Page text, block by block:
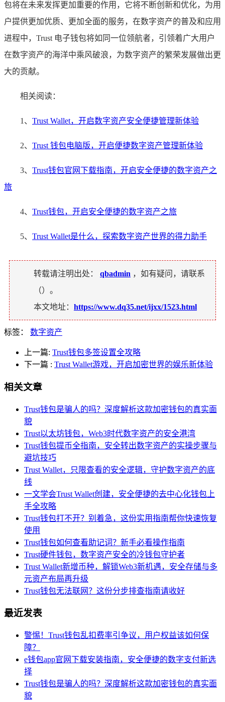
包将在未来发挥更加重要的作用，它将不断创新和优化，为用
户提供更加优质、更加全面的服务，在数字资产的普及和应用
进程中，Trust 电子钱包将如同一位领航者，引领着广大用户
在数字资产的海洋中乘风破浪，为数字资产的繁荣发展做出更
大的贡献。
相关阅读：
1、 Trust Wallet，开启数字资产安全便捷管理新体验
2、 Trust 钱包电脑版，开启便捷数字资产管理新体验
3、 Trust钱包官网下载指南，开启安全便捷的数字资产之
旅
4、 Trust钱包，开启安全便捷的数字资产之旅
5、 Trust Wallet是什么，探索数字资产世界的得力助手
转载请注明出处： qbadmin ，如有疑问，请联系
（）。
本文地址： https://www.dq35.net/ijxx/1523.html
标签： 数字资产
上一篇: Trust钱包多签设置全攻略
下一篇 : Trust Wallet游戏，开启加密世界的娱乐新体验
相关文章
Trust钱包是骗人的吗？深度解析这款加密钱包的真实面
貌
Trust以太坊钱包，Web3时代数字资产的安全港湾
Trust钱包提币全指南，安全转出数字资产的实操步骤与
避坑技巧
Trust Wallet，只限查看的安全逻辑，守护数字资产的底
线
一文学会Trust Wallet创建，安全便捷的去中心化钱包上
手全攻略
Trust钱包打不开？别着急，这份实用指南帮你快速恢复
使用
Trust钱包如何查看助记词？新手必看操作指南
Trust硬件钱包，数字资产安全的冷钱包守护者
Trust Wallet新增币种，解锁Web3新机遇，安全存储与多
元资产布局再升级
Trust钱包无法联网？这份分步排查指南请收好
最近发表
警惕！Trust钱包乱扣费率引争议，用户权益该如何保
障？
e钱包app官网下载安装指南，安全便捷的数字支付新选
择
Trust钱包是骗人的吗？深度解析这款加密钱包的真实面
貌